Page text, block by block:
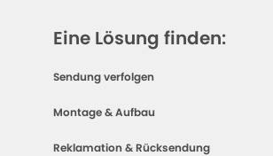
Eine Lösung finden:
Sendung verfolgen
Montage & Aufbau
Reklamation & Rücksendung